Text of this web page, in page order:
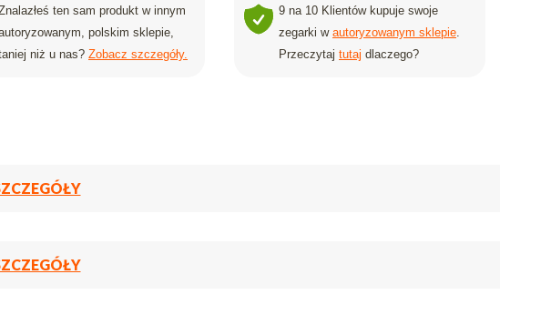
ten sam produkt w innym
polskim sklepie,
niż u nas? Zobacz szczegóły.
9 na 10 Klientów kupuje swoje
zegarki w autoryzowanym sklepie.
Przeczytaj tutaj dlaczego?